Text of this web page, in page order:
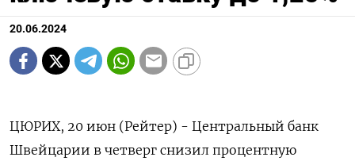
20.06.2024
ЦЮРИХ, 20 июн (Рейтер) - Центральный банк
Швейцарии в четверг снизил процентную